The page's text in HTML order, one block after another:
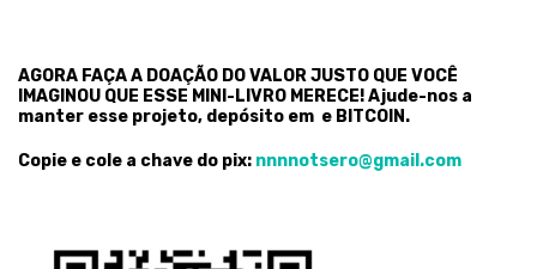
AGORA FAÇA A DOAÇÃO DO VALOR JUSTO QUE VOCÊ
IMAGINOU QUE ESSE MINI-LIVRO MERECE! Ajude-nos a
manter esse projeto, depósito em e BITCOIN.
Copie e cole a chave do pix: nnnnotsero@gmail.com